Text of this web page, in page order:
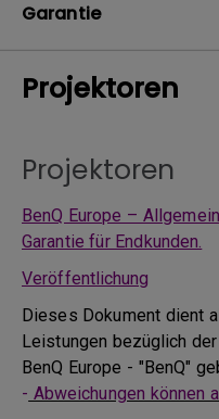
Garantie
Projektoren
Projektoren
BenQ Europe –
Garantie für Endkunden.
Veröffentlichung
Dieses Dokument dient
Leistungen bezüglich
BenQ Europe - "BenQ"
- Abweichungen können